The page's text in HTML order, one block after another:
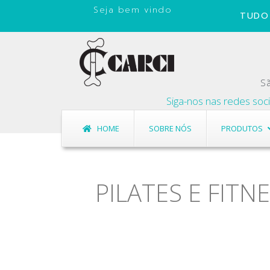
Seja bem vindo
Siga-nos nas redes
HOME SOBRE NÓS PRODUTOS
PILATES E